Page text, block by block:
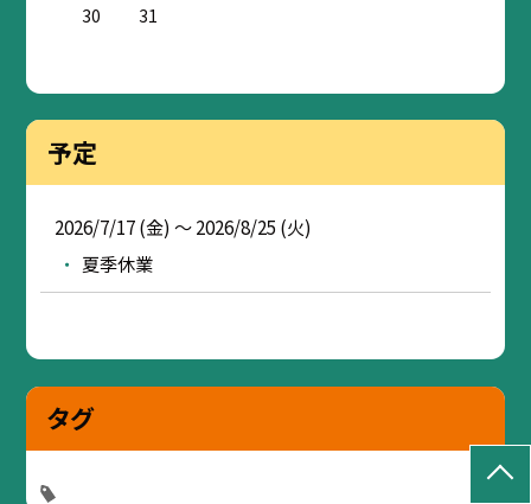
30
31
予定
2026/7/17 (金) ～ 2026/8/25 (火)
夏季休業
タグ